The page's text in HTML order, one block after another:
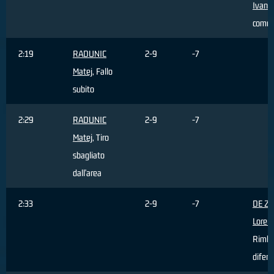
Ivan
2:19
RADUNIC
Matej, Fallo
subito
2-9 -7
2:29
RADUNIC
Matej, Tiro
sbagliato
dall'area
2-9 -7
2:33 2-9 -7
DE